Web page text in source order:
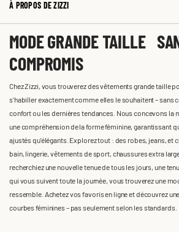
À PROPOS DE ZIZZI
MODE GRANDE TAILLE
COMPROMIS
Chez Zizzi, vous trouverez des vêtements grande taille
s'habiller exactement comme elles le souhaitent – sans
confort ou les dernières tendances. Nous concevons la
une compréhension de la forme féminine, garantissant
ajustés qu'élégants. Explorez tout : des robes, jeans, et
bain, lingerie, vêtements de sport, chaussures extra
recherchiez une nouvelle tenue de tous les jours, une
qui vous suivent toute la journée, vous trouverez une
ressemble. Achetez vos favoris en ligne et découvrez
courbes féminines – pas seulement selon les standards.